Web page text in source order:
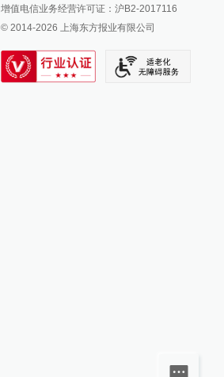
派生万物开放平台
IP SHANGHAI
SIXTH TONE
增值电信业务经营许可证：沪B2-2017116
© 2014-2026 上海东方报业有限公司